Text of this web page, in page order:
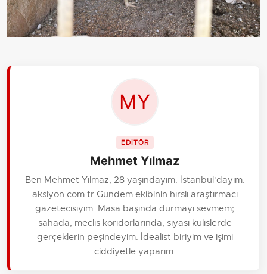
EDİTÖR
Mehmet Yılmaz
Ben Mehmet Yılmaz, 28 yaşındayım. İstanbul'dayım.
aksiyon.com.tr Gündem ekibinin hırslı araştırmacı
gazetecisiyim. Masa başında durmayı sevmem;
sahada, meclis koridorlarında, siyasi kulislerde
gerçeklerin peşindeyim. İdealist biriyim ve işimi
ciddiyetle yaparım.